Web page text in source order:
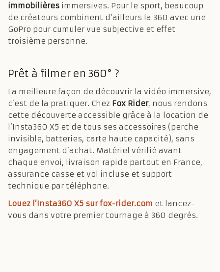
immobilières immersives. Pour le sport, beaucoup
de créateurs combinent d’ailleurs la 360 avec une
GoPro pour cumuler vue subjective et effet
troisième personne.
Prêt à filmer en 360° ?
La meilleure façon de découvrir la vidéo immersive,
c’est de la pratiquer. Chez Fox Rider, nous rendons
cette découverte accessible grâce à la location de
l’Insta360 X5 et de tous ses accessoires (perche
invisible, batteries, carte haute capacité), sans
engagement d’achat. Matériel vérifié avant
chaque envoi, livraison rapide partout en France,
assurance casse et vol incluse et support
technique par téléphone.
Louez l’Insta360 X5 sur fox-rider.com et lancez-
vous dans votre premier tournage à 360 degrés.